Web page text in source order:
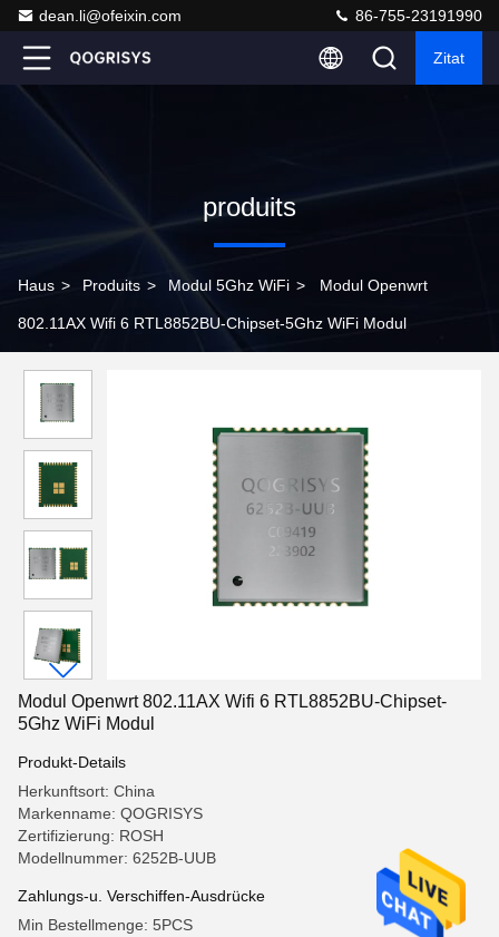
dean.li@ofeixin.com 86-755-23191990
Zitat
produits
Haus > Produits > Modul 5Ghz WiFi > Modul Openwrt
802.11AX Wifi 6 RTL8852BU-Chipset-5Ghz WiFi Modul
Modul Openwrt 802.11AX Wifi 6 RTL8852BU-Chipset-
5Ghz WiFi Modul
Produkt-Details
Herkunftsort: China
Markenname: QOGRISYS
Zertifizierung: ROSH
Modellnummer: 6252B-UUB
Zahlungs-u. Verschiffen-Ausdrücke
Min Bestellmenge: 5PCS